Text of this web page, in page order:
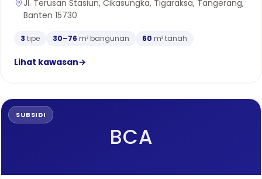
Jl. Terusan Stasiun, Cikasungka, Tigaraksa, Tangerang,
Banten 15730
3 tipe 30–76 m² bangunan 60 m² tanah
Lihat kawasan→
SUBSIDI
BCA